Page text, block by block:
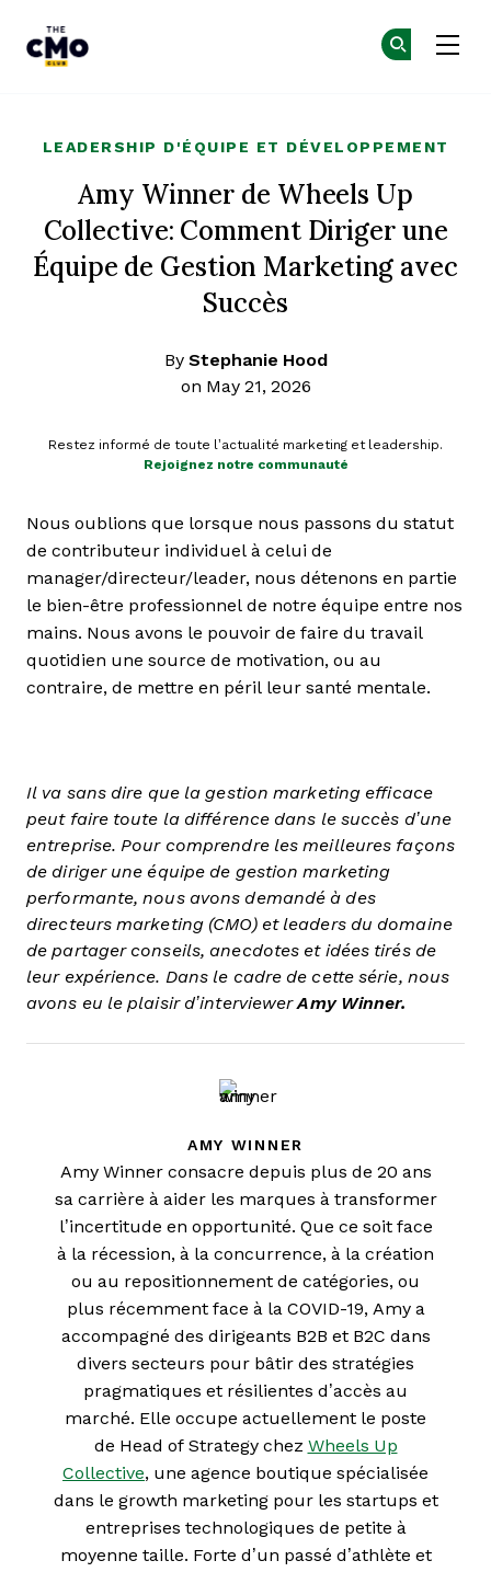
LEADERSHIP D'ÉQUIPE ET DÉVELOPPEMENT
Amy Winner de Wheels Up
Collective: Comment Diriger une
Équipe de Gestion Marketing avec
Succès
By Stephanie Hood
on May 21, 2026
Restez informé de toute l’actualité marketing et leadership.
Rejoignez notre communauté
Nous oublions que lorsque nous passons du statut
de contributeur individuel à celui de
manager/directeur/leader, nous détenons en partie
le bien-être professionnel de notre équipe entre nos
mains. Nous avons le pouvoir de faire du travail
quotidien une source de motivation, ou au
contraire, de mettre en péril leur santé mentale.
Il va sans dire que la gestion marketing efficace
peut faire toute la différence dans le succès d’une
entreprise. Pour comprendre les meilleures façons
de diriger une équipe de gestion marketing
performante, nous avons demandé à des
directeurs marketing (CMO) et leaders du domaine
de partager conseils, anecdotes et idées tirés de
leur expérience. Dans le cadre de cette série, nous
avons eu le plaisir d’interviewerAmy Winner.
AMY WINNER
Amy Winner consacre depuis plus de 20 ans
sa carrière à aider les marques à transformer
l’incertitude en opportunité. Que ce soit face
à la récession, à la concurrence, à la création
ou au repositionnement de catégories, ou
plus récemment face à la COVID-19, Amy a
accompagné des dirigeants B2B et B2C dans
divers secteurs pour bâtir des stratégies
pragmatiques et résilientes d’accès au
marché. Elle occupe actuellement le poste
de Head of Strategy chez Wheels Up
Collective, une agence boutique spécialisée
dans le growth marketing pour les startups et
entreprises technologiques de petite à
moyenne taille. Forte d’un passé d’athlète et